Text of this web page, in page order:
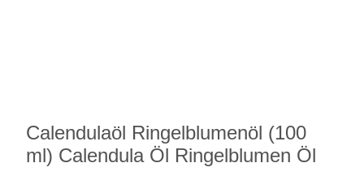
Calendulaöl Ringelblumenöl (100
ml) Calendula Öl Ringelblumen Öl